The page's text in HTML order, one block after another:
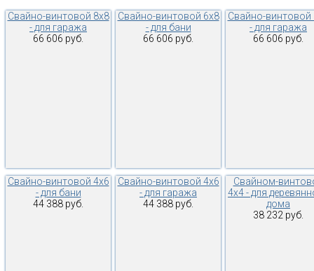
Свайно-винтовой 8х8
- для гаража
66 606 руб.
Свайно-винтовой 6х8
- для бани
66 606 руб.
Свайно-винтовой
- для гаража
66 606 руб.
Свайно-винтовой 4х6
- для бани
44 388 руб.
Свайно-винтовой 4х6
- для гаража
44 388 руб.
Свайном-
4х4 - для
дома
38 232 руб.